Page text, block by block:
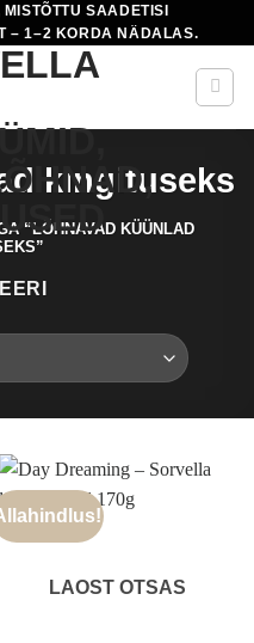
SAADETISI
– 1–2 KORDA NÄDALAS.
kingituseks
“LÕHNAVAD KÜÜNLAD
LAOST OTSAS